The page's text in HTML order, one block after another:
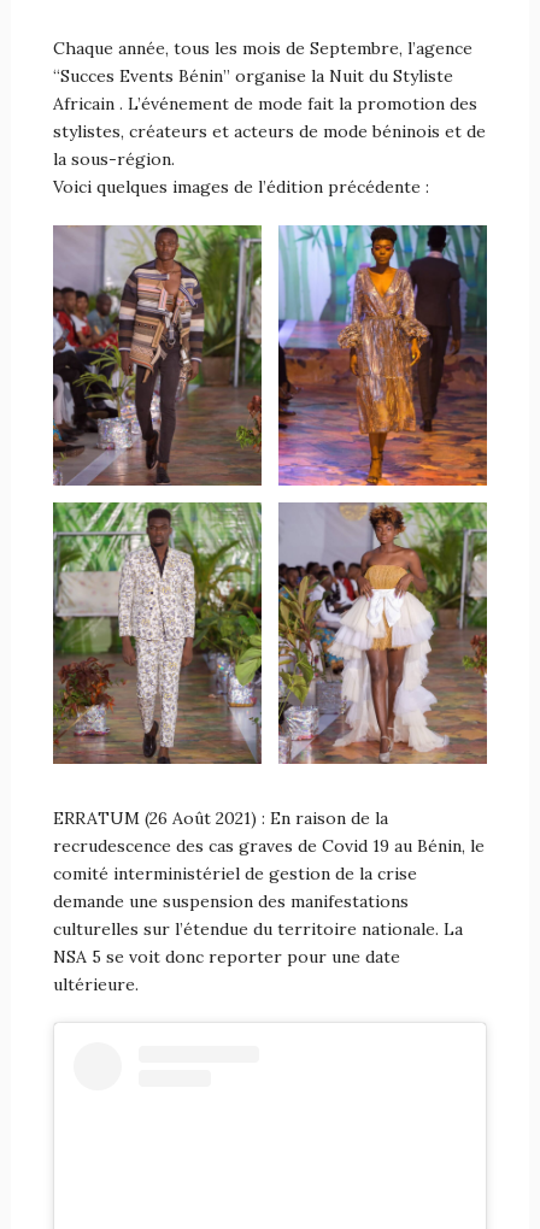
Chaque année, tous les mois de Septembre, l’agence
“Succes Events Bénin” organise la Nuit du Styliste
Africain . L’événement de mode fait la promotion des
stylistes, créateurs et acteurs de mode béninois et de
la sous-région.
Voici quelques images de l’édition précédente :
ERRATUM (26 Août 2021) : En raison de la
recrudescence des cas graves de Covid 19 au Bénin, le
comité interministériel de gestion de la crise
demande une suspension des manifestations
culturelles sur l’étendue du territoire nationale. La
NSA 5 se voit donc reporter pour une date
ultérieure.